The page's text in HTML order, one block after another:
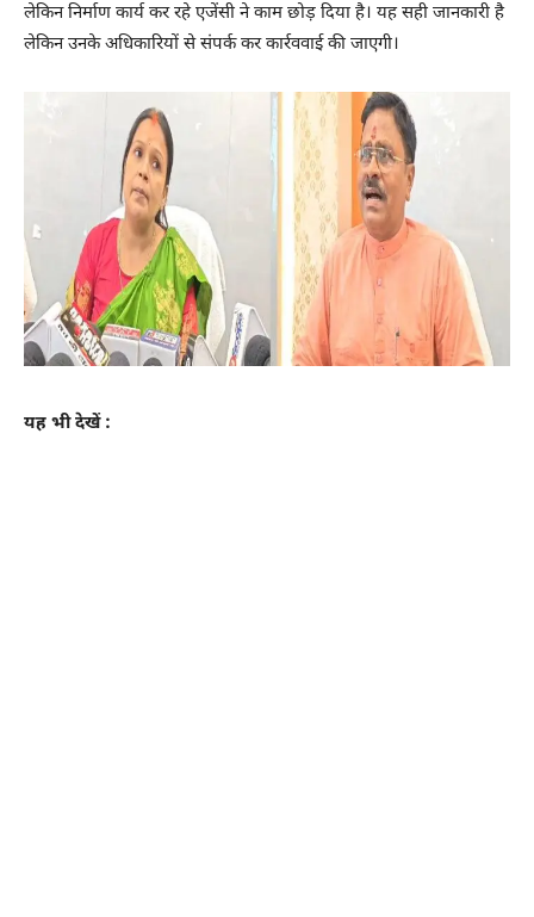
लेकिन निर्माण कार्य कर रहे एजेंसी ने काम छोड़ दिया है। यह सही जानकारी है
लेकिन उनके अधिकारियों से संपर्क कर कार्रववाई की जाएगी।
यह भी देखें :